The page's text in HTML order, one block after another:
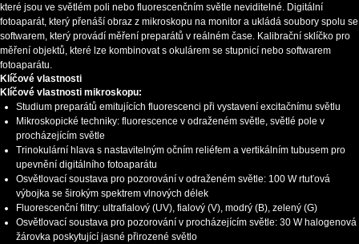
které jsou ve světlém poli nebo fluorescenčním světle neviditelné. Digitální
fotoaparát, který přenáší obraz z mikroskopu na monitor a ukládá soubory spolu se
softwarem, který provádí měření preparátů v reálném čase. Kalibrační sklíčko pro
měření objektů, které lze kombinovat s okulárem se stupnicí nebo softwarem
fotoaparátu.
Klíčové vlastnosti
Klíčové vlastnosti mikroskopu:
Studium preparátů emitujících fluorescenci při vystavení excitačnímu světlu
Mikroskopické techniky: fluorescence v odraženém světle, světlé pole v
procházejícím světle
Trinokulární hlava s nastavitelným očním reliéfem a vertikálním tubusem pro
upevnění digitálního fotoaparátu
Osvětlovací soustava pro pozorování v odraženém světle: 100 W rtuťová
výbojka se širokým spektrem vlnových délek
Fluorescenční filtry: ultrafialový (UV), fialový (V), modrý (B), zelený (G)
Osvětlovací soustava pro pozorování v procházejícím světle: 30 W halogenová
žárovka poskytující jasné přirozené světlo